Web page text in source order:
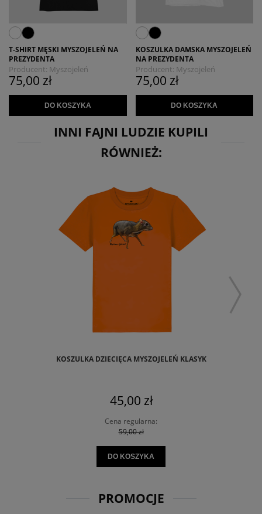
T-SHIRT MĘSKI MYSZOJELEŃ NA
PREZYDENTA
Producent: Myszojeleń
75,00 zł
DO KOSZYKA
KOSZULKA DAMSKA MYSZOJELEŃ
NA PREZYDENTA
Producent: Myszojeleń
75,00 zł
DO KOSZYKA
INNI FAJNI LUDZIE KUPILI
RÓWNIEŻ:
KOSZULKA DZIECIĘCA MYSZOJELEŃ KLASYK
45,00 zł
Cena regularna:
59,00 zł
DO KOSZYKA
PROMOCJE